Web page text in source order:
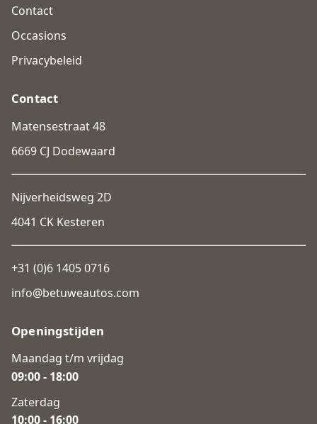
Contact
Occasions
Privacybeleid
Contact
Matensestraat 48
6669 CJ Dodewaard
Nijverheidsweg 2D
4041 CK Kesteren
+31 (0)6 1405 0716
info@betuweautos.com
Openingstijden
Maandag t/m vrijdag
09:00 - 18:00
Zaterdag
10:00 - 16:00